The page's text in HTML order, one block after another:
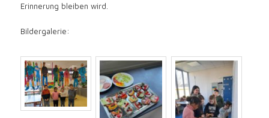
Erinnerung bleiben wird.
Bildergalerie: